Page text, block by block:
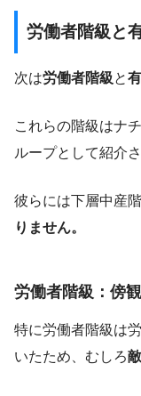
労働者階級と
次は労働者階級と
これらの階級はナ
ループとして紹介さ
彼らには下層中産
りません。
労働者階級：傍
特に労働者階級は
いたため、むしろ